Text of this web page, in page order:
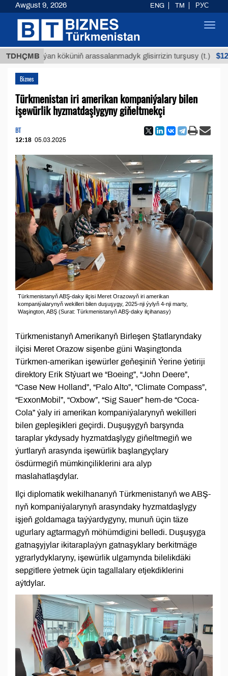
TDHÇMB
Buýan köküniň arassalanmadyk glisirrizin turşusy (t.) $12935,18
Biznes
Türkmenistan iri amerikan kompaniýalary bilen
işewürlik hyzmatdaşlygyny giňeltmekçi
BT
12:18 05.03.2025
Türkmenistanyň ABŞ-daky ilçisi Meret Orazowyň iri amerikan
kompaniýalarynyň wekilleri bilen duşuşygy, 2025-nji ýylyň 4-nji marty,
Waşington, ABŞ (Surat: Türkmenistanyň ABŞ-daky ilçihanasy)
Türkmenistanyň Amerikanyň Birleşen Ştatlaryndaky
ilçisi Meret Orazow sişenbe güni Waşingtonda
Türkmen-amerikan işewürler geňeşiniň Ýerine ýetiriji
direktory Erik Stýuart we “Boeing”, “John Deere”,
“Case New Holland”, “Palo Alto”, “Climate Compass”,
“ExxonMobil”, “Oxbow”, “Sig Sauer” hem-de “Coca-
Cola” ýaly iri amerikan kompaniýalarynyň wekilleri
bilen gepleşikleri geçirdi. Duşuşygyň barşynda
taraplar ykdysady hyzmatdaşlygy giňeltmegiň we
ýurtlaryň arasynda işewürlik başlangyçlary
ösdürmegiň mümkinçiliklerini ara alyp
maslahatlaşdylar.
Ilçi diplomatik wekilhananyň Türkmenistanyň we ABŞ-
nyň kompaniýalarynyň arasyndaky hyzmatdaşlygy
işjeň goldamaga taýýardygyny, munuň üçin täze
ugurlary agtarmagyň möhümdigini belledi. Duşuşyga
gatnaşyjylar ikitaraplaýyn gatnaşyklary berkitmäge
ygrarlydyklaryny, işewürlik ulgamynda bilelikdäki
sepgitlere ýetmek üçin tagallalary etjekdiklerini
aýtdylar.
Awgust 9, 2026 ENG TM РУС